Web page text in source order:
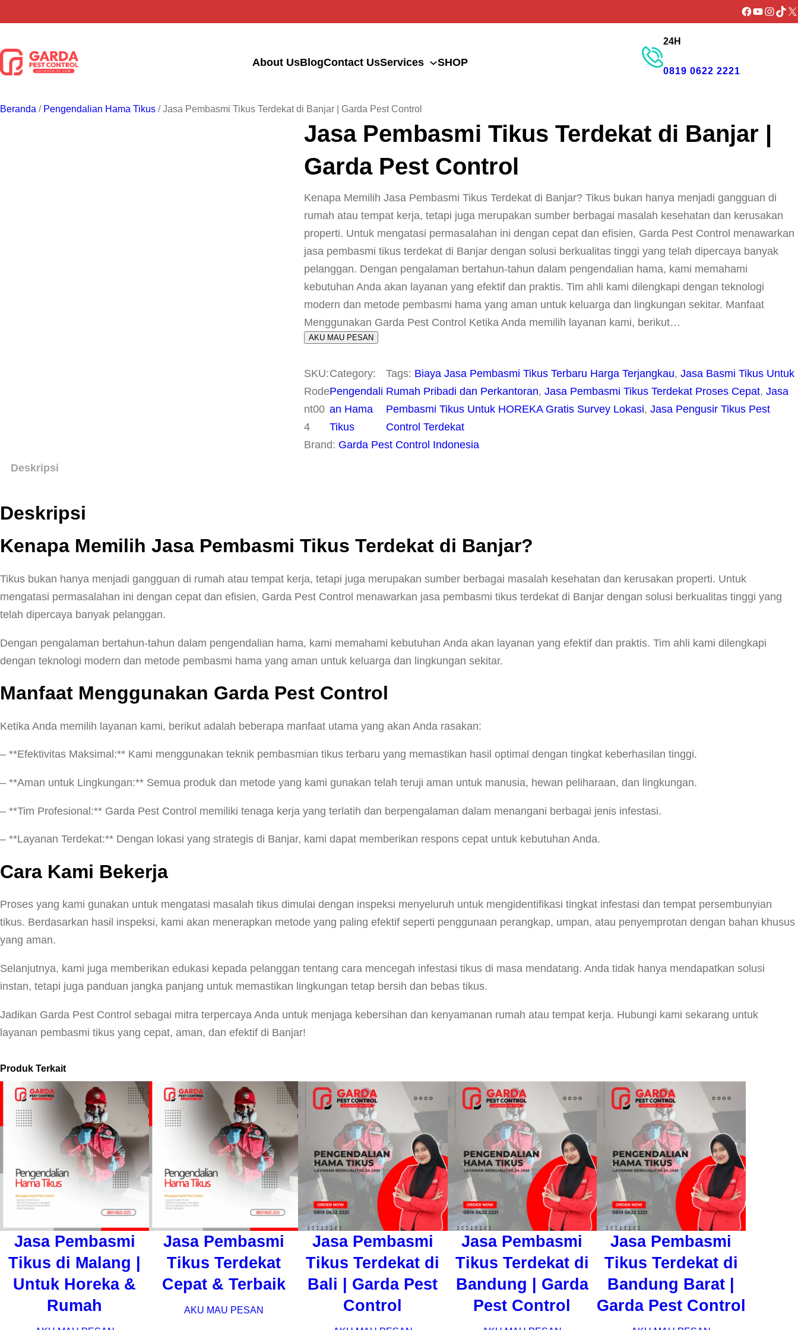
ke
Facebook
YouTubeX
About UsBlogContact UsServices SHOP
24H
0819 0622 2221
Beranda / Pengendalian Hama Tikus / Jasa Pembasmi Tikus Terdekat di Banjar | Garda Pest Control
Jasa Pembasmi Tikus Terdekat di Banjar |
Garda Pest Control
Kenapa Memilih Jasa Pembasmi Tikus Terdekat di Banjar? Tikus bukan hanya menjadi gangguan di
rumah atau tempat kerja, tetapi juga merupakan sumber berbagai masalah kesehatan dan kerusakan
properti. Untuk mengatasi permasalahan ini dengan cepat dan efisien, Garda Pest Control menawarkan
jasa pembasmi tikus terdekat di Banjar dengan solusi berkualitas tinggi yang telah dipercaya banyak
pelanggan. Dengan pengalaman bertahun-tahun dalam pengendalian hama, kami memahami
kebutuhan Anda akan layanan yang efektif dan praktis. Tim ahli kami dilengkapi dengan teknologi
modern dan metode pembasmi hama yang aman untuk keluarga dan lingkungan sekitar. Manfaat
Menggunakan Garda Pest Control Ketika Anda memilih layanan kami, berikut…
AKU MAU PESAN
SKU:
Rode
nt00
4
Category:
Pengendali
an Hama
Tikus
Tags: Biaya Jasa Pembasmi Tikus Terbaru Harga Terjangkau, Jasa Basmi Tikus Untuk
Rumah Pribadi dan Perkantoran, Jasa Pembasmi Tikus Terdekat Proses Cepat, Jasa
Pembasmi Tikus Untuk HOREKA Gratis Survey Lokasi, Jasa Pengusir Tikus Pest
Control Terdekat
Brand: Garda Pest Control Indonesia
Deskripsi
Deskripsi
Kenapa Memilih Jasa Pembasmi Tikus Terdekat di Banjar?
Tikus bukan hanya menjadi gangguan di rumah atau tempat kerja, tetapi juga merupakan sumber berbagai masalah kesehatan dan kerusakan properti. Untuk
mengatasi permasalahan ini dengan cepat dan efisien, Garda Pest Control menawarkan jasa pembasmi tikus terdekat di Banjar dengan solusi berkualitas tinggi yang
telah dipercaya banyak pelanggan.
Dengan pengalaman bertahun-tahun dalam pengendalian hama, kami memahami kebutuhan Anda akan layanan yang efektif dan praktis. Tim ahli kami dilengkapi
dengan teknologi modern dan metode pembasmi hama yang aman untuk keluarga dan lingkungan sekitar.
Manfaat Menggunakan Garda Pest Control
Ketika Anda memilih layanan kami, berikut adalah beberapa manfaat utama yang akan Anda rasakan:
– **Efektivitas Maksimal:** Kami menggunakan teknik pembasmian tikus terbaru yang memastikan hasil optimal dengan tingkat keberhasilan tinggi.
– **Aman untuk Lingkungan:** Semua produk dan metode yang kami gunakan telah teruji aman untuk manusia, hewan peliharaan, dan lingkungan.
– **Tim Profesional:** Garda Pest Control memiliki tenaga kerja yang terlatih dan berpengalaman dalam menangani berbagai jenis infestasi.
– **Layanan Terdekat:** Dengan lokasi yang strategis di Banjar, kami dapat memberikan respons cepat untuk kebutuhan Anda.
Cara Kami Bekerja
Proses yang kami gunakan untuk mengatasi masalah tikus dimulai dengan inspeksi menyeluruh untuk mengidentifikasi tingkat infestasi dan tempat persembunyian
tikus. Berdasarkan hasil inspeksi, kami akan menerapkan metode yang paling efektif seperti penggunaan perangkap, umpan, atau penyemprotan dengan bahan khusus
yang aman.
Selanjutnya, kami juga memberikan edukasi kepada pelanggan tentang cara mencegah infestasi tikus di masa mendatang. Anda tidak hanya mendapatkan solusi
instan, tetapi juga panduan jangka panjang untuk memastikan lingkungan tetap bersih dan bebas tikus.
Jadikan Garda Pest Control sebagai mitra terpercaya Anda untuk menjaga kebersihan dan kenyamanan rumah atau tempat kerja. Hubungi kami sekarang untuk
layanan pembasmi tikus yang cepat, aman, dan efektif di Banjar!
Produk Terkait
Jasa Pembasmi
Tikus di Malang |
Untuk Horeka &
Rumah
Jasa Pembasmi
Tikus Terdekat
Cepat & Terbaik
AKU MAU PESAN
Jasa Pembasmi
Tikus Terdekat di
Bali | Garda Pest
Control
Jasa Pembasmi
Tikus Terdekat di
Bandung | Garda
Pest Control
Jasa Pembasmi
Tikus Terdekat di
Bandung Barat |
Garda Pest Control